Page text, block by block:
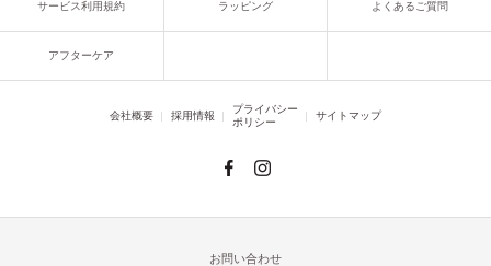
サービス利用規約 ラッピング よくあるご質問
アフターケア
会社概要 採用情報
プライバシー
ポリシー
サイトマップ
お問い合わせ